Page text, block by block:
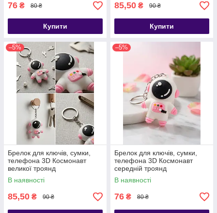
76 ₴ 80 ₴
Купити
85,50 ₴ 90 ₴
Купити
–5%
Брелок для ключів, сумки,
телефона 3D Космонавт
великої троянд
В наявності
85,50 ₴ 90 ₴
–5%
Брелок для ключів, сумки,
телефона 3D Космонавт
середній троянд
В наявності
76 ₴ 80 ₴